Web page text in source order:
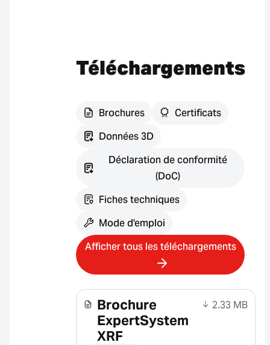
Téléchargements
Brochures
Certificats
Données 3D
Déclaration de conformité
(DoC)
Fiches techniques
Mode d'emploi
Afficher tous les téléchargements
Brochure
ExpertSystem
XRF
2.33 MB